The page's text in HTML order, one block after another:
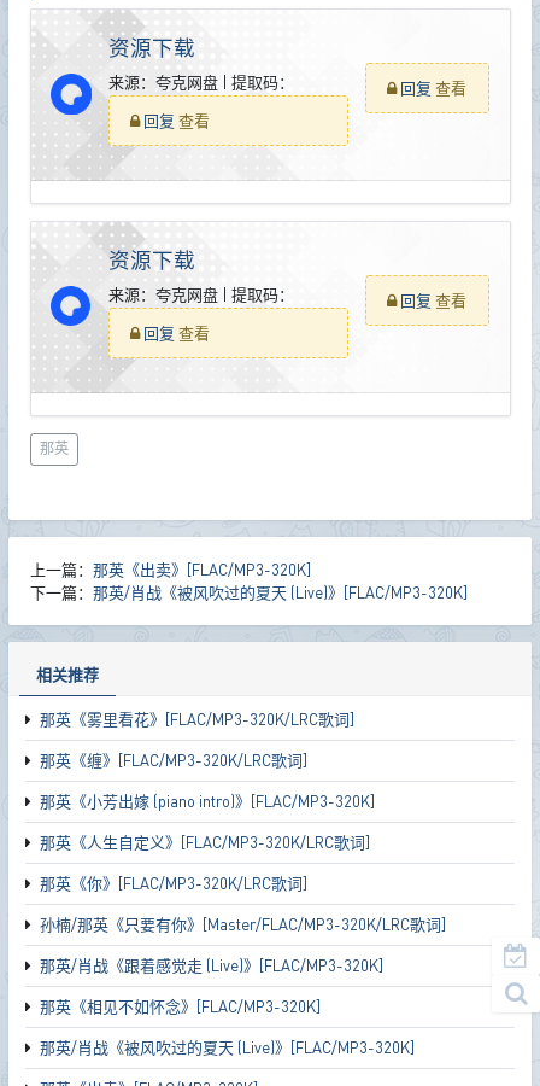
资源下载
来源：夸克网盘 | 提取码：
回复查看
回复查看
资源下载
来源：夸克网盘 | 提取码：
回复查看
回复查看
那英
上一篇： 那英《出卖》[FLAC/MP3-320K]
下一篇： 那英/肖战《被风吹过的夏天 (Live)》[FLAC/MP3-320K]
相关推荐
那英《雾里看花》[FLAC/MP3-320K/LRC歌词]
那英《缠》[FLAC/MP3-320K/LRC歌词]
那英《小芳出嫁 (piano intro)》[FLAC/MP3-320K]
那英《人生自定义》[FLAC/MP3-320K/LRC歌词]
那英《你》[FLAC/MP3-320K/LRC歌词]
孙楠/那英《只要有你》[Master/FLAC/MP3-320K/LRC歌词]
那英/肖战《跟着感觉走 (Live)》[FLAC/MP3-320K]
那英《相见不如怀念》[FLAC/MP3-320K]
那英/肖战《被风吹过的夏天 (Live)》[FLAC/MP3-320K]